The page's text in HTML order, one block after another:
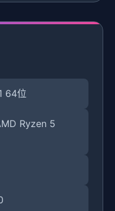
64位
Ryzen 5